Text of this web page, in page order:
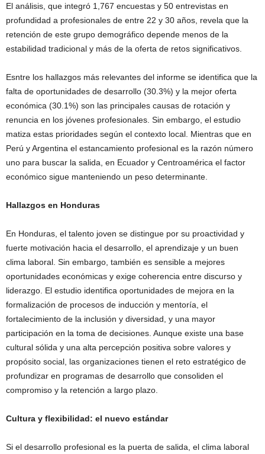
El análisis, que integró 1,767 encuestas y 50 entrevistas en
profundidad a profesionales de entre 22 y 30 años, revela que la
retención de este grupo demográfico depende menos de la
estabilidad tradicional y más de la oferta de retos significativos.
Esntre los hallazgos más relevantes del informe se identifica que la
falta de oportunidades de desarrollo (30.3%) y la mejor oferta
económica (30.1%) son las principales causas de rotación y
renuncia en los jóvenes profesionales. Sin embargo, el estudio
matiza estas prioridades según el contexto local. Mientras que en
Perú y Argentina el estancamiento profesional es la razón número
uno para buscar la salida, en Ecuador y Centroamérica el factor
económico sigue manteniendo un peso determinante.
Hallazgos en Honduras
En Honduras, el talento joven se distingue por su proactividad y
fuerte motivación hacia el desarrollo, el aprendizaje y un buen
clima laboral. Sin embargo, también es sensible a mejores
oportunidades económicas y exige coherencia entre discurso y
liderazgo. El estudio identifica oportunidades de mejora en la
formalización de procesos de inducción y mentoría, el
fortalecimiento de la inclusión y diversidad, y una mayor
participación en la toma de decisiones. Aunque existe una base
cultural sólida y una alta percepción positiva sobre valores y
propósito social, las organizaciones tienen el reto estratégico de
profundizar en programas de desarrollo que consoliden el
compromiso y la retención a largo plazo.
Cultura y flexibilidad: el nuevo estándar
Si el desarrollo profesional es la puerta de salida, el clima laboral